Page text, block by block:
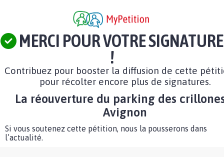
MERCI POUR VOTRE SIGNATURE
!
Contribuez pour booster la diffusion de cette
pour récolter encore plus de signatures.
La réouverture du parking des
Avignon
Si vous soutenez cette pétition, nous la pousserons dans
l’actualité.